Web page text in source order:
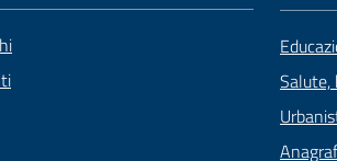
Salute,